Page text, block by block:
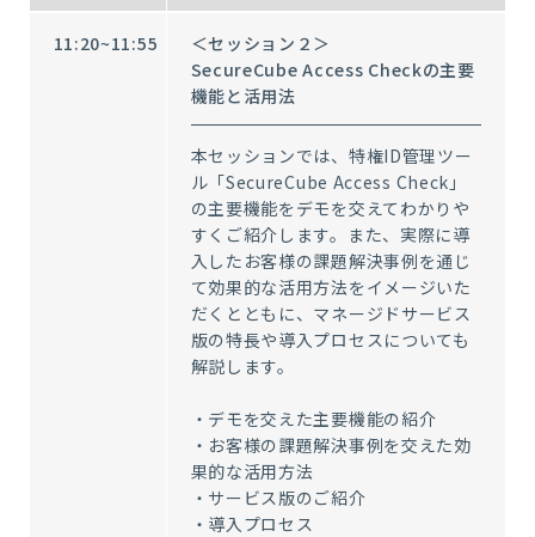
11:20~11:55
＜セッション２＞
SecureCube Access Checkの主要
機能と活用法
本セッションでは、特権ID管理ツー
ル「SecureCube Access Check」
の主要機能をデモを交えてわかりや
すくご紹介します。また、実際に導
入したお客様の課題解決事例を通じ
て効果的な活用方法をイメージいた
だくとともに、マネージドサービス
版の特長や導入プロセスについても
解説します。
・デモを交えた主要機能の紹介
・お客様の課題解決事例を交えた効
果的な活用方法
・サービス版のご紹介
・導入プロセス